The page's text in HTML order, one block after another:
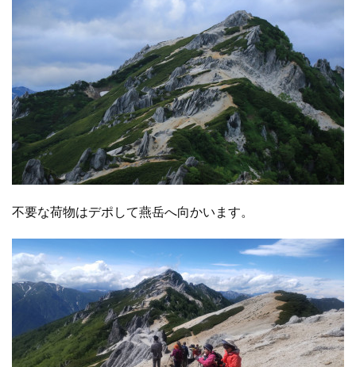
不要な荷物はデポして燕岳へ向かいます。